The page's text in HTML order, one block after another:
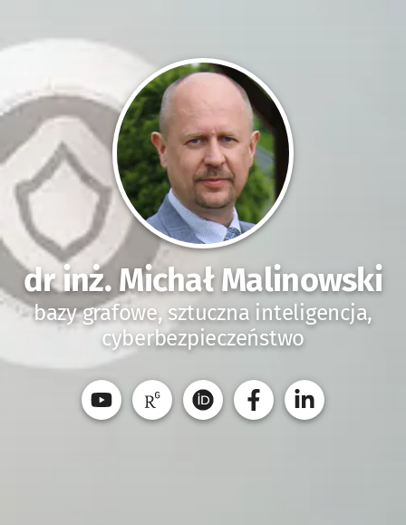
dr inż. Michał Malinowski
bazy grafowe, sztuczna inteligencja,
cyberbezpieczeństwo